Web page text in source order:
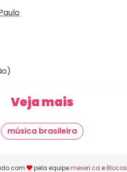
Veja mais
música brasileira
com pela equipemexeri.ca e